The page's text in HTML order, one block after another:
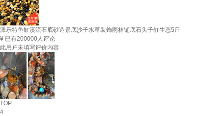
派乐特鱼缸溪流石底砂造景底沙子水草装饰雨林铺底石头子缸生态5斤
¥ 已有200000人评论
此用户未填写评价内容
TOP
4